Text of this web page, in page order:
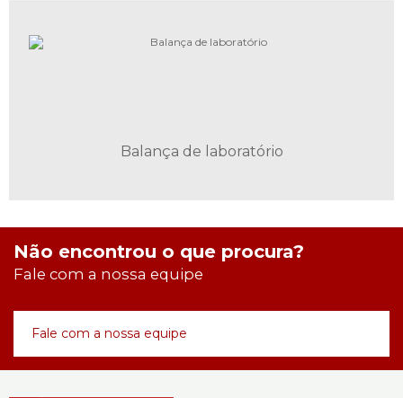
Balança de laboratório
Não encontrou o que procura?
Fale com a nossa equipe
Fale com a nossa equipe